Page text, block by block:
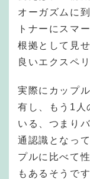
オーガズムに
トナーにスマ
根拠として見
良いエクスペ
実際にカップ
有し、もう1人
いる、つまり
通認識となっ
プルに比べて
もあるそうです